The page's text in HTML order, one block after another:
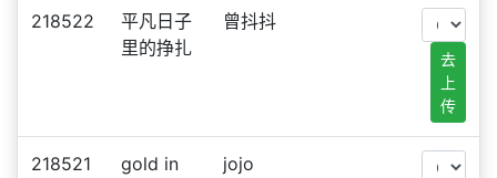
218522
平凡日子
里的挣扎
曾抖抖
去
上
传
218521
gold in
jojo